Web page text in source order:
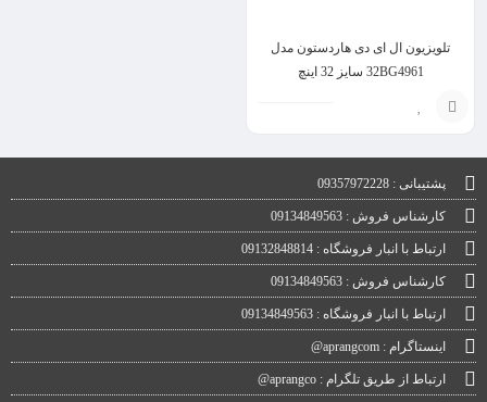
تلویزیون ال ای دی هاردستون مدل
32BG4961 سایز 32 اینچ
سبد
پشتیبانی : 09357972228
کارشناس فروش : 09134849563
ارتباط با انبار فروشگاه : 09132848814
کارشناس فروش : 09134849563
ارتباط با انبار فروشگاه : 09134849563
اینستاگرام : aprangcom@
ارتباط از طریق تلگرام : aprangco@